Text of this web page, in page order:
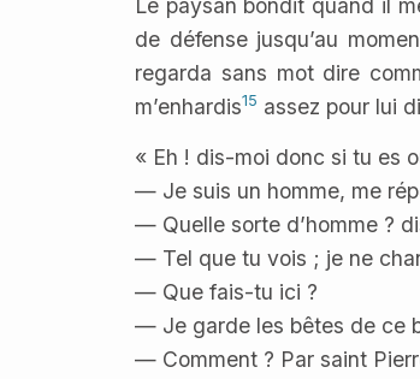
Le paysan bondit quand il
de défense jusqu’au
regarda sans mot dire
m’enhardis15 assez pour lui
« Eh ! dis-moi donc si tu es
— Je suis un homme, me
— Quelle sorte d’homme ?
— Tel que tu vois ; je ne
— Que fais-tu ici ?
— Je garde les bêtes de ce
— Comment ? Par saint